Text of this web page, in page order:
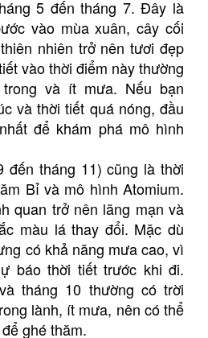
5 đến tháng 7. Đây là
vào mùa xuân, cây cối
nhiên trở nên tươi đẹp
vào thời điểm này thường
và ít mưa. Nếu bạn
và thời tiết quá nóng, đầu
để khám phá mô hình
đến tháng 11) cũng là thời
Bỉ và mô hình Atomium.
quan trở nên lãng mạn và
màu lá thay đổi. Mặc dù
có khả năng mưa cao, vì
báo thời tiết trước khi đi.
tháng 10 thường có trời
lành, ít mưa, nên có thể
ghé thăm.